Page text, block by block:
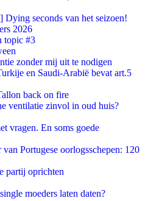
seconds van het seizoen!
2026
topic #3
zonder mij uit te nodigen
en Saudi-Arabië bevat art.5
back on fire
ventilatie zinvol in oud huis?
vragen. En soms goede
van Portugese oorlogsschepen: 120
partij oprichten
moeders laten daten?